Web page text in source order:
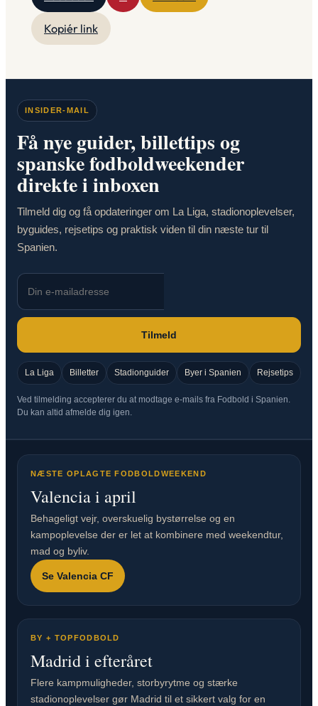
Kopiér link
INSIDER-MAIL
Få nye guider, billettips og
spanske fodboldweekender
direkte i inboxen
Tilmeld dig og få opdateringer om La Liga, stadionoplevelser,
byguides, rejsetips og praktisk viden til din næste tur til
Spanien.
Tilmeld
La Liga Billetter Stadionguider Byer i Spanien Rejsetips
Ved tilmelding accepterer du at modtage e-mails fra Fodbold i Spanien.
Du kan altid afmelde dig igen.
NÆSTE OPLAGTE FODBOLDWEEKEND
Valencia i april
Behageligt vejr, overskuelig bystørrelse og en
kampoplevelse der er let at kombinere med weekendtur,
mad og byliv.
Se Valencia CF
BY + TOPFODBOLD
Madrid i efteråret
Flere kampmuligheder, storbyrytme og stærke
stadionoplevelser gør Madrid til et sikkert valg for en